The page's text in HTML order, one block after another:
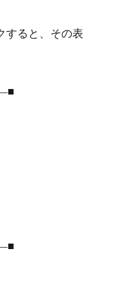
すると、その表